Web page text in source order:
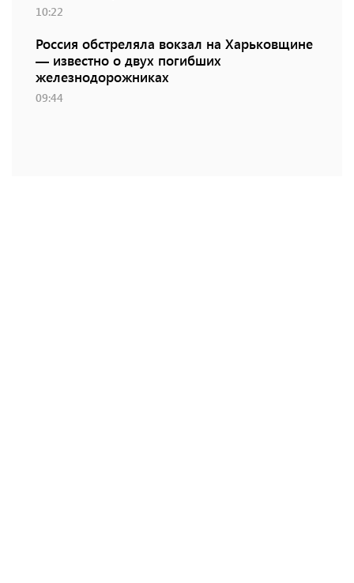
10:22
Россия обстреляла вокзал на Харьковщине
— известно о двух погибших
железнодорожниках
09:44